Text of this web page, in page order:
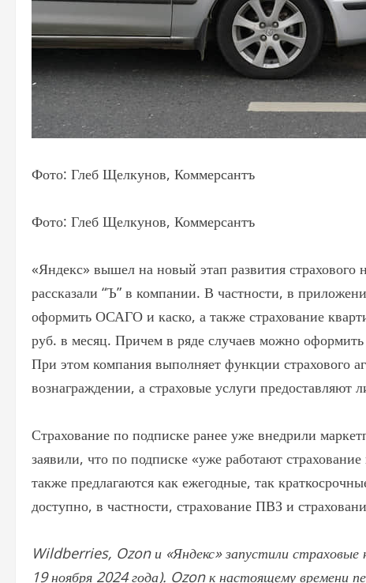
Фото: Глеб Щелкунов, Коммерсантъ
Фото: Глеб Щелкунов, Коммерсантъ
«Яндекс» вышел на новый этап развития страхового
рассказали “Ъ” в компании. В частности, в
оформить ОСАГО и каско, а также страхование
руб. в месяц. Причем в ряде случаев можно
При этом компания выполняет функции страхового
вознаграждении, а страховые услуги
Страхование по подписке ранее уже внедрили
заявили, что по подписке «уже работают
также предлагаются как ежегодные, так
доступно, в частности, страхование ПВЗ и
Wildberries, Ozon и «Яндекс» запустили страховые
19 ноября 2024 года). Ozon к настоящему времени